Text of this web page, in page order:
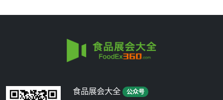
食品展会大全 公众号